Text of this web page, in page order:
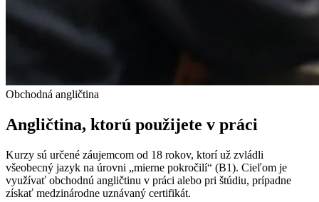
Obchodná angličtina
Angličtina, ktorú použijete v práci
Kurzy sú určené záujemcom od 18 rokov, ktorí už zvládli
všeobecný jazyk na úrovni „mierne pokročilí“ (B1). Cieľom je
využívať obchodnú angličtinu v práci alebo pri štúdiu, prípadne
získať medzinárodne uznávaný certifikát.